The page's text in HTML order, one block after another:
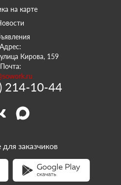
на карте
Адрес:
Кирова, 159
Почта:
214-10-44
заказчиков